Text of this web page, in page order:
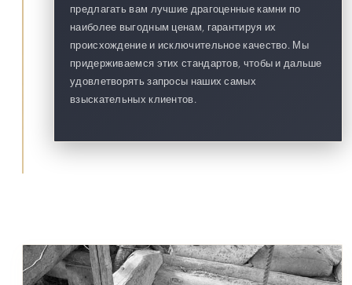
предлагать вам лучшие драгоценные камни по
наиболее выгодным ценам, гарантируя их
происхождение и исключительное качество. Мы
придерживаемся этих стандартов, чтобы и дальше
удовлетворять запросы наших самых
взыскательных клиентов.